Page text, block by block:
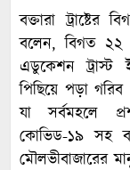
বক্তারা ট্রাষ্টের
বলেন, বিগত ২২
এডুকেশন ট্রাস্ট
পিছিয়ে পড়া
যা সর্বমহলে
কোভিড-১৯ সহ
মৌলভীবাজারের